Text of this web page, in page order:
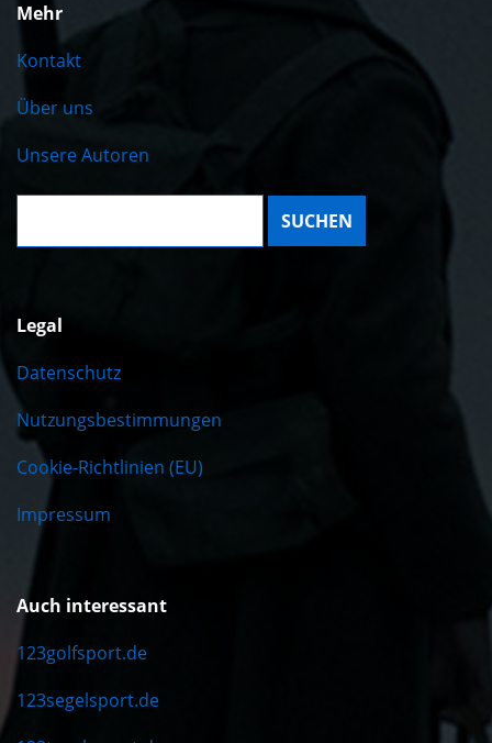
Mehr
Kontakt
Über uns
Unsere Autoren
Suche:
Legal
Datenschutz
Nutzungsbestimmungen
Cookie-Richtlinien (EU)
Impressum
Auch interessant
123golfsport.de
123segelsport.de